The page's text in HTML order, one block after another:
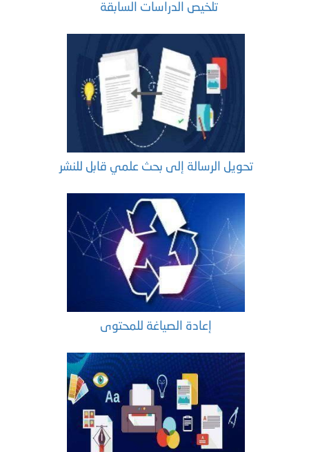
تلخيص الدراسات السابقة
تحويل الرسالة إلى بحث علمي قابل للنشر
إعادة الصياغة للمحتوى